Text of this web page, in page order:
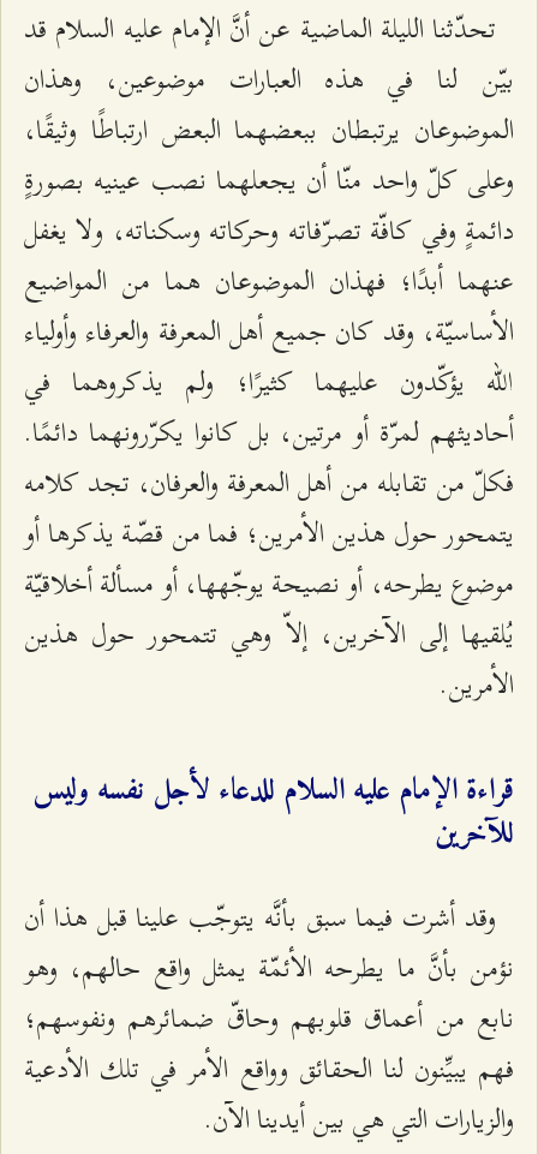
تحدّثنا الليلة الماضية عن أنَّ الإمام عليه السلام قد
بيّن لنا في هذه العبارات موضوعين، وهذان
الموضوعان يرتبطان ببعضهما البعض ارتباطًا وثيقًا،
وعلى كلّ واحد منّا أن يجعلهما نصب عينيه بصورةٍ
دائمةٍ وفي كافّة تصرّفاته وحركاته وسكناته، ولا يغفل
عنهما أبدًا؛ فهذان الموضوعان هما من المواضيع
الأساسيّة، وقد كان جميع أهل المعرفة والعرفاء وأولياء
الله يؤكّدون عليهما كثيرًا؛ ولم يذكروهما في
أحاديثهم لمرّة أو مرتين، بل كانوا يكرّرونهما دائمًا.
فكلّ من تقابله من أهل المعرفة والعرفان، تجد كلامه
يتمحور حول هذين الأمرين؛ فما من قصّة يذكرها أو
موضوع يطرحه، أو نصيحة يوجّهها، أو مسألة أخلاقيّة
يُلقيها إلى الآخرين، إلاّ وهي تتمحور حول هذين
الأمرين.
قراءة الإمام عليه السلام للدعاء لأجل نفسه وليس
للآخرين
وقد أشرت فيما سبق بأنَّه يتوجّب علينا قبل هذا أن
نؤمن بأنَّ ما يطرحه الأئمّة يمثل واقع حالهم، وهو
نابع من أعماق قلوبهم وحاقّ ضمائرهم ونفوسهم؛
فهم يبيِّنون لنا الحقائق وواقع الأمر في تلك الأدعية
والزيارات التي هي بين أيدينا الآن.